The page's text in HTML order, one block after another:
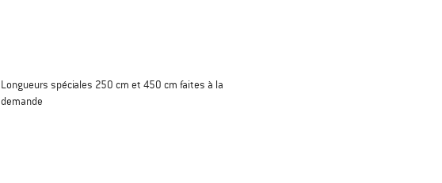
Longueurs spéciales 250 cm et 450 cm faites à la
demande